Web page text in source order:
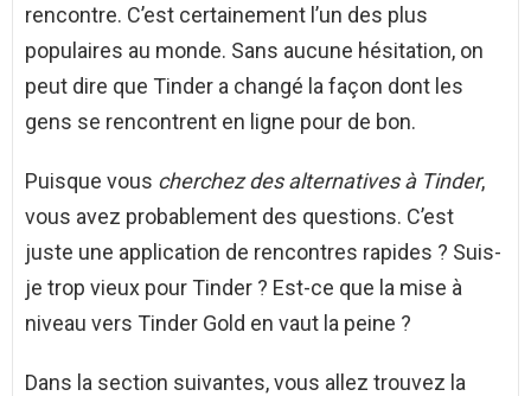
rencontre. C’est certainement l’un des plus
populaires au monde. Sans aucune hésitation, on
peut dire que Tinder a changé la façon dont les
gens se rencontrent en ligne pour de bon.
Puisque vous cherchez des alternatives à Tinder,
vous avez probablement des questions. C’est
juste une application de rencontres rapides ? Suis-
je trop vieux pour Tinder ? Est-ce que la mise à
niveau vers Tinder Gold en vaut la peine ?
Dans la section suivantes, vous allez trouvez la